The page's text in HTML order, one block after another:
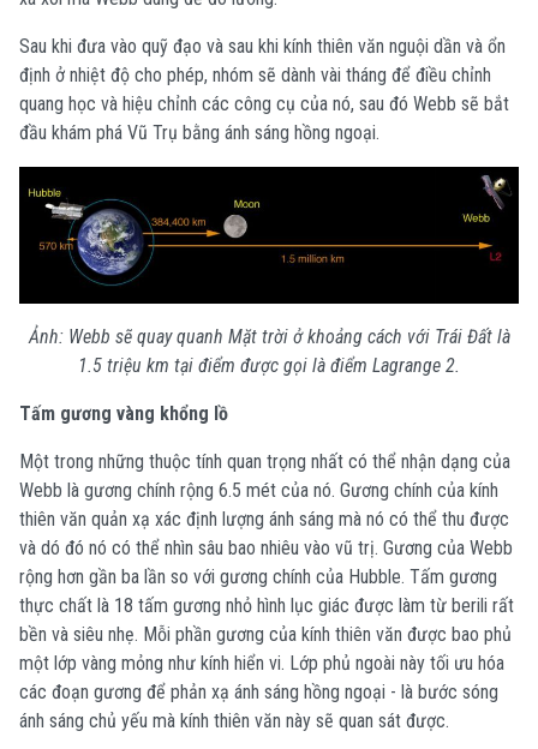
Sau khi đưa vào quỹ đạo và sau khi kính thiên văn nguội dần và ổn
định ở nhiệt độ cho phép, nhóm sẽ dành vài tháng để điều chỉnh
quang học và hiệu chỉnh các công cụ của nó, sau đó Webb sẽ bắt
đầu khám phá Vũ Trụ bằng ánh sáng hồng ngoại.
Ảnh: Webb sẽ quay quanh Mặt trời ở khoảng cách với Trái Đất là
1.5 triệu km tại điểm được gọi là điểm Lagrange 2.
Tấm gương vàng khổng lồ
Một trong những thuộc tính quan trọng nhất có thể nhận dạng của
Webb là gương chính rộng 6.5 mét của nó. Gương chính của kính
thiên văn quản xạ xác định lượng ánh sáng mà nó có thể thu được
và dó đó nó có thể nhìn sâu bao nhiêu vào vũ trị. Gương của Webb
rộng hơn gần ba lần so với gương chính của Hubble. Tấm gương
thực chất là 18 tấm gương nhỏ hình lục giác được làm từ berili rất
bền và siêu nhẹ. Mỗi phần gương của kính thiên văn được bao phủ
một lớp vàng mỏng như kính hiển vi. Lớp phủ ngoài này tối ưu hóa
các đoạn gương để phản xạ ánh sáng hồng ngoại - là bước sóng
ánh sáng chủ yếu mà kính thiên văn này sẽ quan sát được.